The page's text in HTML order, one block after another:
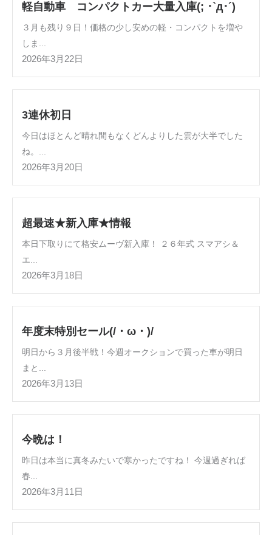
軽自動車 コンパクトカー大量入庫(; ･`д･´)
３月も残り９日！価格の少し安めの軽・コンパクトを増や
しま...
2026年3月22日
3連休初日
今日はほとんど晴れ間もなくどんよりした雲が大半でした
ね。...
2026年3月20日
超最速★新入庫★情報
本日下取りにて格安ムーヴ新入庫！ ２６年式 スマアシ＆
エ...
2026年3月18日
年度末特別セール(/・ω・)/
明日から３月後半戦！今週オークションで買った車が明日
まと...
2026年3月13日
今晩は！
昨日は本当に真冬みたいで寒かったですね！ 今週過ぎれば
春...
2026年3月11日